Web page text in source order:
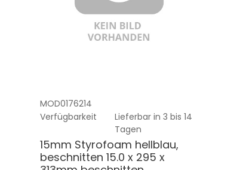
MOD0176214
Verfügbarkeit
Lieferbar in 3 bis 14
Tagen
15mm Styrofoam hellblau,
beschnitten 15.0 x 295 x